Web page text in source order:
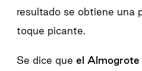
resultado se obtiene una
toque picante.
Se dice que el Almogrote